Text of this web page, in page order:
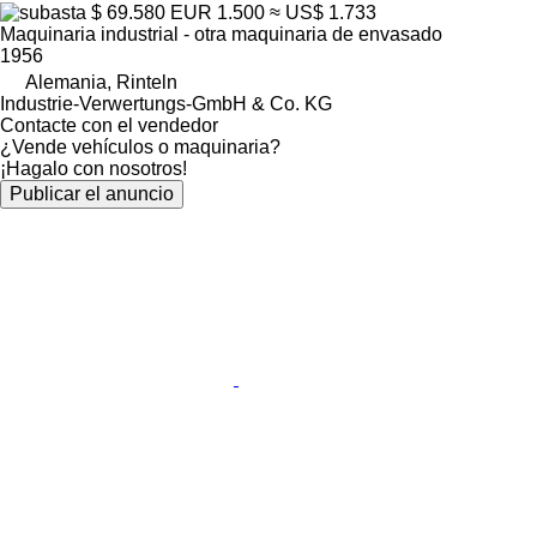
$ 69.580 EUR 1.500 ≈ US$ 1.733
Maquinaria industrial - otra maquinaria de envasado
1956
Alemania, Rinteln
Industrie-Verwertungs-GmbH & Co. KG
Contacte con el vendedor
¿Vende vehículos o maquinaria?
¡Hagalo con nosotros!
Publicar el anuncio